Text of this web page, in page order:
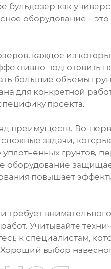
бульдозер как
оборудование –
каждое из
подготовить
большие объёмы
для конкретной
проекта.
преимуществ. Во-
задачи,
грунтов,
повышает
требует
Учитывайте
к специалистам,
выбор